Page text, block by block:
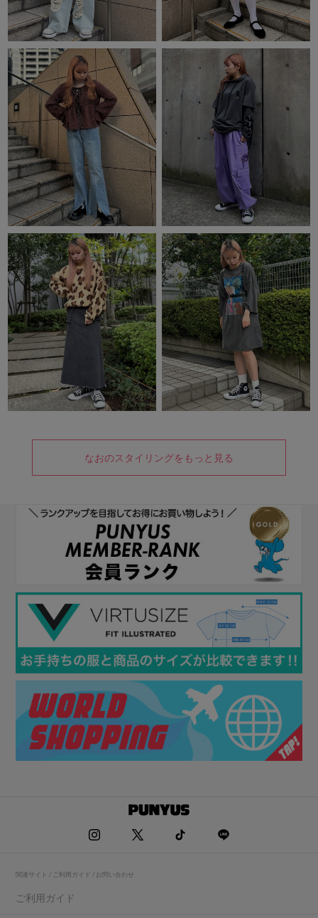
なおのスタイリングをもっと見る
関連サイト / ご利用ガイド / お問い合わせ
ご利用ガイド